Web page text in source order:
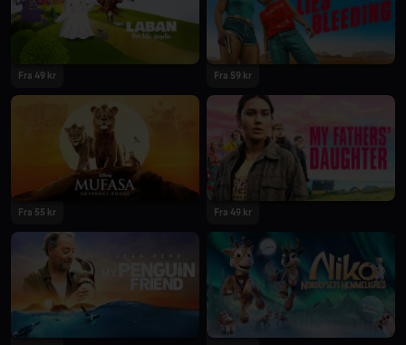
2024 2024
Fra 49 kr
2024
Fra 59 kr
Fra 55 kr
2024
Fra 49 kr